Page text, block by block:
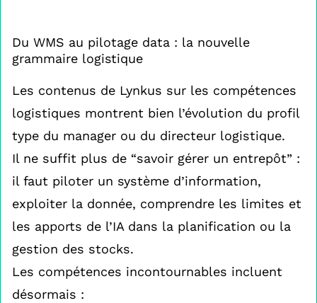
Du WMS au pilotage data : la nouvelle
grammaire logistique
Les contenus de Lynkus sur les compétences
logistiques montrent bien l’évolution du profil
type du manager ou du directeur logistique.
Il ne suffit plus de “savoir gérer un entrepôt” :
il faut piloter un système d’information,
exploiter la donnée, comprendre les limites et
les apports de l’IA dans la planification ou la
gestion des stocks.
Les compétences incontournables incluent
désormais :